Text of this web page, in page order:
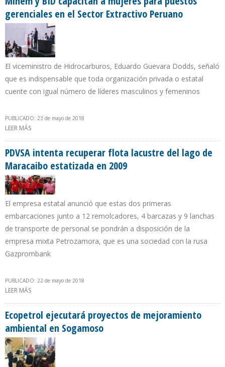
gerenciales en el Sector Extractivo Peruano
El viceministro de Hidrocarburos, Eduardo Guevara Dodds, señaló
que es indispensable que toda organización privada o estatal
cuente con igual número de líderes masculinos y femeninos
PUBLICADO: 23 de mayo de 2018
LEER MÁS
PDVSA intenta recuperar flota lacustre del lago de
Maracaibo estatizada en 2009
El empresa estatal anunció que estas dos primeras
embarcaciones junto a 12 remolcadores, 4 barcazas y 9 lanchas
de transporte de personal se pondrán a disposición de la
empresa mixta Petrozamora, que es una sociedad con la rusa
Gazprombank
PUBLICADO: 22 de mayo de 2018
LEER MÁS
Ecopetrol ejecutará proyectos de mejoramiento
ambiental en Sogamoso